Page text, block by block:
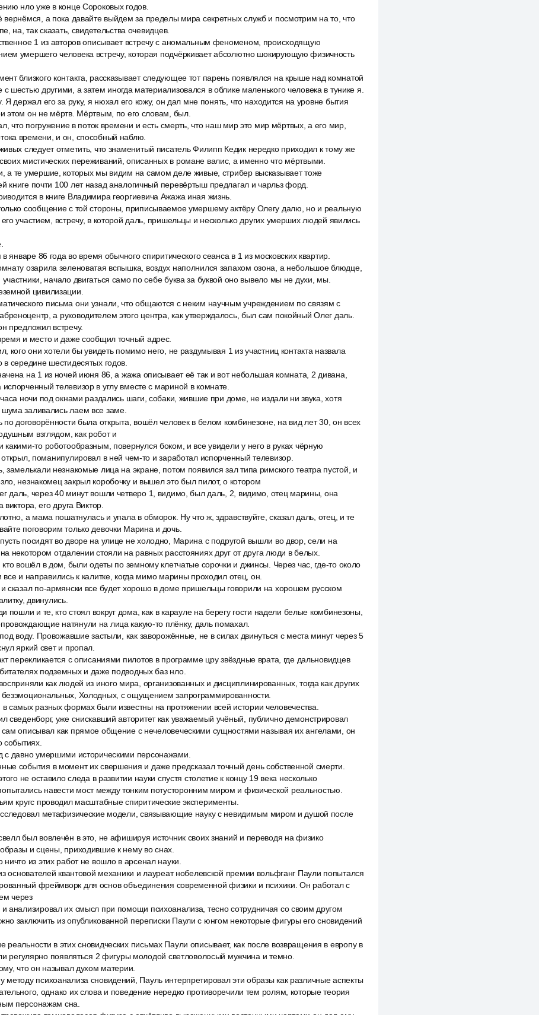
нло уже в конце Сороковых годов.
а пока давайте выйдем за пределы мира секретных служб и посмотрим на то, что
на, так сказать, свидетельства очевидцев.
1 из авторов описывает встречу с аномальным феноменом, происходящую
умершего человека встречу, которая подчёркивает абсолютно шокирующую физичность
близкого контакта, рассказывает следующее тот парень появлялся на крыше над комнатой
шестью другими, а затем иногда материализовался в облике маленького человека в тунике я.
Я держал его за руку, я нюхал его кожу, он дал мне понять, что находится на уровне бытия
этом он не мёртв. Мёртвым, по его словам, был.
что погружение в поток времени и есть смерть, что наш мир это мир мёртвых, а его мир,
времени, и он, способный наблю.
следует отметить, что знаменитый писатель Филипп Кедик нередко приходил к тому же
мистических переживаний, описанных в романе валис, а именно что мёртвыми.
а те умершие, которых мы видим на самом деле живые, стрибер высказывает тоже
книге почти 100 лет назад аналогичный перевёртыш предлагал и чарльз форд.
в книге Владимира георгиевича Ажажа иная жизнь.
сообщение с той стороны, приписываемое умершему актёру Олегу далю, но и реальную
участием, встречу, в которой даль, пришельцы и несколько других умерших людей явились
в январе 86 года во время обычного спиритического сеанса в 1 из московских квартир.
озарила зеленоватая вспышка, воздух наполнился запахом озона, а небольшое блюдце,
участники, начало двигаться само по себе буква за буквой оно вывело мы не духи, мы.
цивилизации.
письма они узнали, что общаются с неким научным учреждением по связям с
а руководителем этого центра, как утверждалось, был сам покойный Олег даль.
предложил встречу.
и место и даже сообщил точный адрес.
кого они хотели бы увидеть помимо него, не раздумывая 1 из участниц контакта назвала
в середине шестидесятых годов.
на 1 из ночей июня 86, а жажа описывает её так и вот небольшая комната, 2 дивана,
телевизор в углу вместе с мариной в комнате.
ночи под окнами раздались шаги, собаки, жившие при доме, не издали ни звука, хотя
заливались лаем все заме.
по договорённости была открыта, вошёл человек в белом комбинезоне, на вид лет 30, он всех
взглядом, как робот и
какими-то роботообразным, повернулся боком, и все увидели у него в руках чёрную
открыл, поманипулировал в ней чем-то и заработал испорченный телевизор.
замелькали незнакомые лица на экране, потом появился зал типа римского театра пустой, и
незнакомец закрыл коробочку и вышел это был пилот, о котором
даль, через 40 минут вошли четверо 1, видимо, был даль, 2, видимо, отец марины, она
его друга Виктор.
а мама пошатнулась и упала в обморок. Ну что ж, здравствуйте, сказал даль, отец, и те
поговорим только девочки Марина и дочь.
посидят во дворе на улице не холодно, Марина с подругой вышли во двор, сели на
некотором отдалении стояли на равных расстояниях друг от друга люди в белых.
вошёл в дом, были одеты по земному клетчатые сорочки и джинсы. Через час, где-то около
и направились к калитке, когда мимо марины проходил отец, он.
сказал по-армянски все будет хорошо в доме пришельцы говорили на хорошем русском
двинулись.
пошли и те, кто стоял вокруг дома, как в карауле на берегу гости надели белые комбинезоны,
натянули на лица какую-то плёнку, даль помахал.
воду. Провожавшие застыли, как заворожённые, не в силах двинуться с места минут через 5
яркий свет и пропал.
перекликается с описаниями пилотов в программе цру звёздные врата, где дальновидцев
подземных и даже подводных баз нло.
как людей из иного мира, организованных и дисциплинированных, тогда как других
Холодных, с ощущением запрограммированности.
самых разных формах были известны на протяжении всей истории человечества.
сведенборг, уже снискавший авторитет как уважаемый учёный, публично демонстрировал
сам описывал как прямое общение с нечеловеческими сущностями называя их ангелами, он
событиях.
с давно умершими историческими персонажами.
события в момент их свершения и даже предсказал точный день собственной смерти.
не оставило следа в развитии науки спустя столетие к концу 19 века несколько
навести мост между тонким потусторонним миром и физической реальностью.
кругс проводил масштабные спиритические эксперименты.
метафизические модели, связывающие науку с невидимым миром и душой после
был вовлечён в это, не афишируя источник своих знаний и переводя на физико
и сцены, приходившие к нему во снах.
из этих работ не вошло в арсенал науки.
основателей квантовой механики и лауреат нобелевской премии вольфганг Паули попытался
фреймворк для основ объединения современной физики и психики. Он работал с
через
анализировал их смысл при помощи психоанализа, тесно сотрудничая со своим другом
заключить из опубликованной переписки Паули с юнгом некоторые фигуры его сновидений
реальности в этих сновидческих письмах Паули описывает, как после возвращения в европу в
регулярно появляться 2 фигуры молодой светловолосый мужчина и темно.
что он называл духом материи.
методу психоанализа сновидений, Пауль интерпретировал эти образы как различные аспекты
однако их слова и поведение нередко противоречили тем ролям, которые теория
персонажам сна.